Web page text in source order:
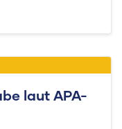
laut APA-